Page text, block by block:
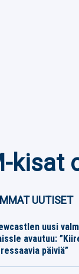
kisat
UUTISET
uusi
avautuu:
päiviä”